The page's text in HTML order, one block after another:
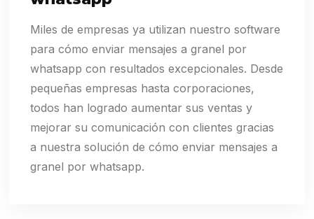
Miles de empresas ya utilizan nuestro software
para cómo enviar mensajes a granel por
whatsapp con resultados excepcionales. Desde
pequeñas empresas hasta corporaciones,
todos han logrado aumentar sus ventas y
mejorar su comunicación con clientes gracias
a nuestra solución de cómo enviar mensajes a
granel por whatsapp.